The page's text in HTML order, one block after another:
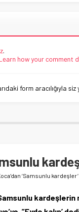
.
how your comment
form aracılığıyla
‘Samsunlu kardeşler’